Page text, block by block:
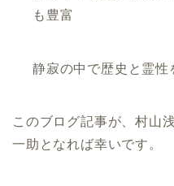
も豊富
静寂の中で歴史と霊性
このブログ記事が、村山
一助となれば幸いです。